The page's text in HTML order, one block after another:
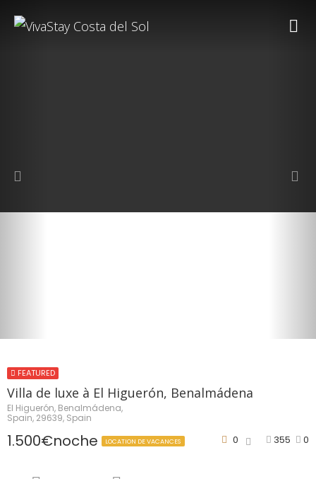
FEATURED
Villa de luxe à El Higuerón, Benalmádena
El Higuerón, Benalmádena,
Spain, 29639, Spain
1.500€noche LOCATION DE VACANCES 355 0
0